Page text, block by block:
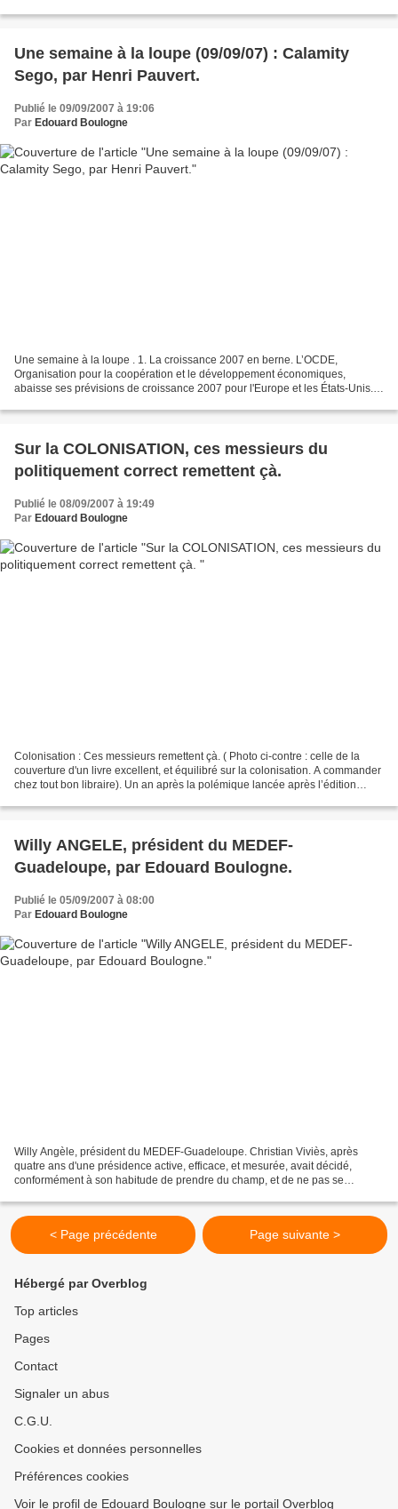
Une semaine à la loupe (09/09/07) : Calamity
Sego, par Henri Pauvert.
Publié le 09/09/2007 à 19:06
Par Edouard Boulogne
Une semaine à la loupe . 1. La croissance 2007 en berne. L’OCDE,
Organisation pour la coopération et le développement économiques,
abaisse ses prévisions de croissance 2007 pour l'Europe et les États-Unis.
Sur la COLONISATION, ces messieurs du
politiquement correct remettent çà.
Publié le 08/09/2007 à 19:49
Par Edouard Boulogne
Colonisation : Ces messieurs remettent çà. ( Photo ci-contre : celle de la
couverture d'un livre excellent, et équilibré sur la colonisation. A commander
chez tout bon libraire). Un an après la polémique lancée après l’édition
Willy ANGELE, président du MEDEF-
Guadeloupe, par Edouard Boulogne.
Publié le 05/09/2007 à 08:00
Par Edouard Boulogne
Willy Angèle, président du MEDEF-Guadeloupe. Christian Viviès, après
quatre ans d'une présidence active, efficace, et mesurée, avait décidé,
conformément à son habitude de prendre du champ, et de ne pas se
< Page précédente Page suivante >
Hébergé par Overblog
Top articles
Pages
Contact
Signaler un abus
C.G.U.
Cookies et données personnelles
Préférences cookies
Voir le profil de Edouard Boulogne sur le portail Overblog